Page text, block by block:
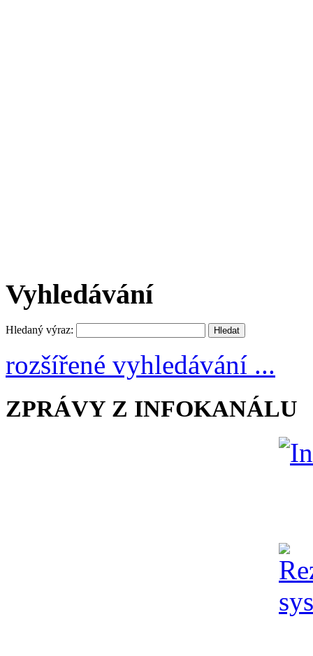
Vyhledávání
Hledaný výraz:
rozšířené vyhledávání ...
ZPRÁVY Z INFOKANÁLU